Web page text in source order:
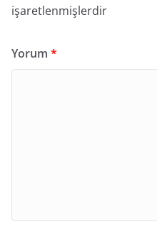
işaretlenmişlerdir
Yorum *